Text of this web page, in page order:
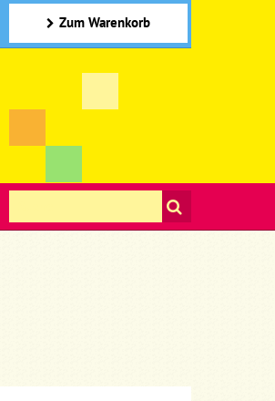
Zum Warenkorb